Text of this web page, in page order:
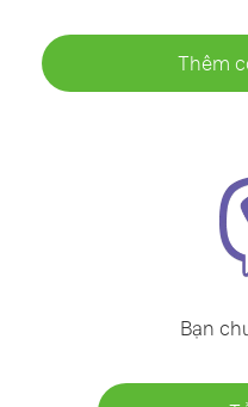
Thêm
Bạn